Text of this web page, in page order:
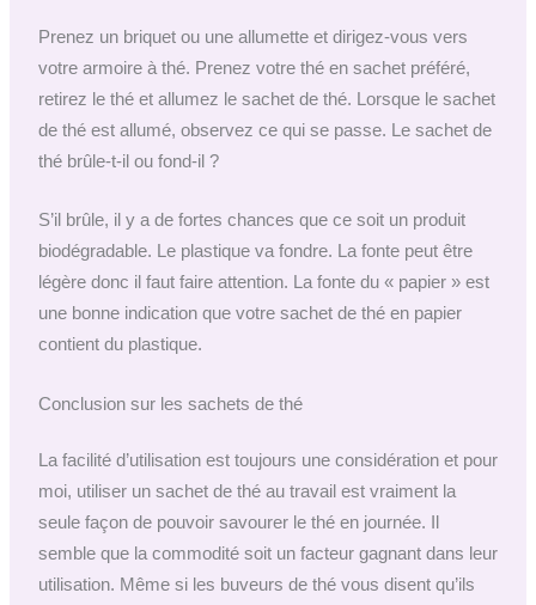
Prenez un briquet ou une allumette et dirigez-vous vers
votre armoire à thé. Prenez votre thé en sachet préféré,
retirez le thé et allumez le sachet de thé. Lorsque le sachet
de thé est allumé, observez ce qui se passe. Le sachet de
thé brûle-t-il ou fond-il ?
S’il brûle, il y a de fortes chances que ce soit un produit
biodégradable. Le plastique va fondre. La fonte peut être
légère donc il faut faire attention. La fonte du « papier » est
une bonne indication que votre sachet de thé en papier
contient du plastique.
Conclusion sur les sachets de thé
La facilité d’utilisation est toujours une considération et pour
moi, utiliser un sachet de thé au travail est vraiment la
seule façon de pouvoir savourer le thé en journée. Il
semble que la commodité soit un facteur gagnant dans leur
utilisation. Même si les buveurs de thé vous disent qu’ils